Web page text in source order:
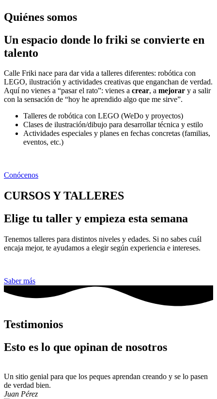
Quiénes somos
Un espacio donde lo friki se convierte en
talento
Calle Friki nace para dar vida a talleres diferentes: robótica con
LEGO, ilustración y actividades creativas que enganchan de verdad.
Aquí no vienes a “pasar el rato”: vienes a crear, a mejorar y a salir
con la sensación de “hoy he aprendido algo que me sirve”.
Talleres de robótica con LEGO (WeDo y proyectos)
Clases de ilustración/dibujo para desarrollar técnica y estilo
Actividades especiales y planes en fechas concretas (familias,
eventos, etc.)
Conócenos
CURSOS Y TALLERES
Elige tu taller y empieza esta semana
Tenemos talleres para distintos niveles y edades. Si no sabes cuál
encaja mejor, te ayudamos a elegir según experiencia e intereses.
Saber más
Testimonios
Esto es lo que opinan de nosotros
Un sitio genial para que los peques aprendan creando y se lo pasen
de verdad bien.
Juan Pérez